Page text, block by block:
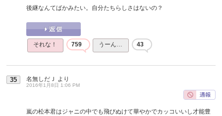
後継なんてばかみたい。自分たちらしさはないの？
それな！ 759 うーん… 43
35 名無しだＪ より
2016年1月8日 1:06 PM
嵐の松本君はジャニの中でも飛びぬけて華やかでカッコいいし才能豊